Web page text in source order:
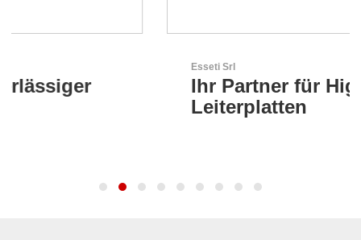
Ihr Partner für High-Tech-